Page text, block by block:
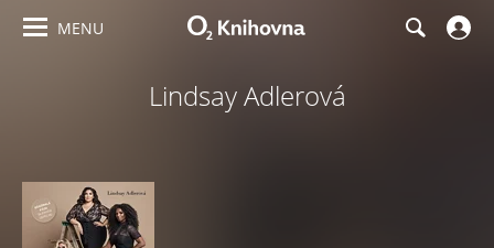
MENU
Lindsay Adlerová